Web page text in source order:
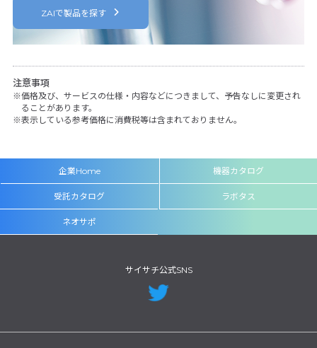
ZAIで製品を探す
注意事項
価格及び、サービスの仕様・内容などにつきまして、予告なしに変更され
ることがあります。
表示している参考価格に消費税等は含まれておりません。
企業Home 機器カタログ
受託カタログ ラボタス
ネオサポ
サイサチ公式SNS